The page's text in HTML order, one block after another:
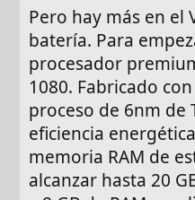
Pero hay más en el
batería. Para
procesador
1080. Fabricado
proceso de 6nm de
eficiencia
memoria RAM de
alcanzar hasta 20